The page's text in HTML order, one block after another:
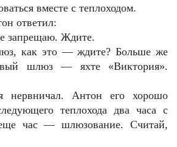
вместе с теплоходом.
ответил:
запрещаю. Ждите.
как это — ждите? Больше же
шлюз — яхте «Виктория».
нервничал. Антон его хорошо
теплохода два часа с
час — шлюзование. Считай,